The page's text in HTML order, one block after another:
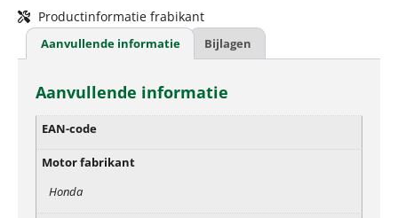
Productinformatie frabikant
Aanvullende informatie Bijlagen
Aanvullende informatie
EAN-code
Motor fabrikant
Honda